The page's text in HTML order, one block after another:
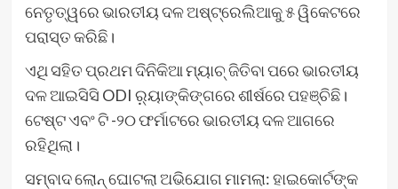
ନେତୃତ୍ୱରେ ଭାରତୀୟ ଦଳ ଅଷ୍ଟ୍ରେଲିଆକୁ ୫ ୱିକେଟରେ
ପରାସ୍ତ କରିଛି।
ଏଥି ସହିତ ପ୍ରଥମ ଦିନିକିଆ ମ୍ୟାଚ୍ ଜିତିବା ପରେ ଭାରତୀୟ
ଦଳ ଆଇସିସି ODI ର଼୍ୟାଙ୍କିଙ୍ଗରେ ଶୀର୍ଷରେ ପହଞ୍ଚିଛି।
ଟେଷ୍ଟ ଏବଂ ଟି -୨୦ ଫର୍ମାଟରେ ଭାରତୀୟ ଦଳ ଆଗରେ
ରହିଥିଲା।
ସମ୍ବାଦ ଲୋନ୍‌ ଘୋଟଲା ଅଭିଯୋଗ ମାମଲା: ହାଇକୋର୍ଟଙ୍କ